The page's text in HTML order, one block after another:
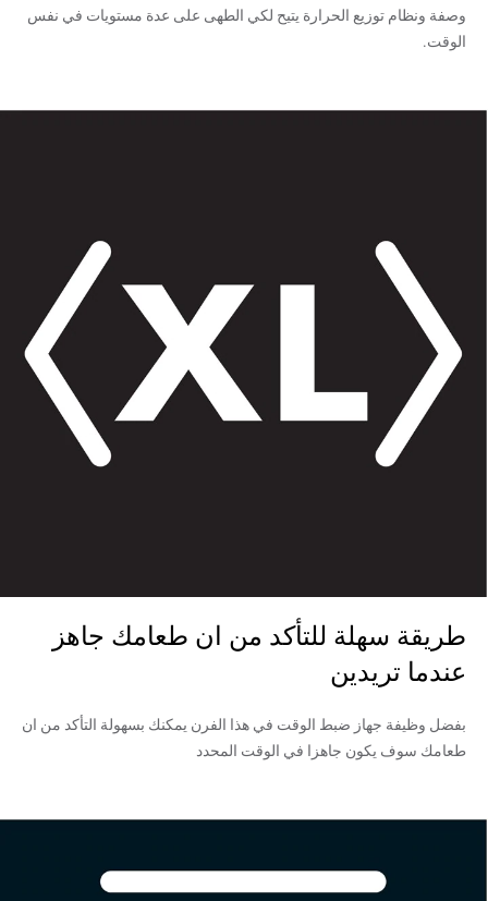
وصفة ونظام توزيع الحرارة يتيح لكي الطهى على عدة مستويات في نفس
الوقت.
طريقة سهلة للتأكد من ان طعامك جاهز
عندما تريدين
بفضل وظيفة جهاز ضبط الوقت في هذا الفرن يمكنك بسهولة التأكد من ان
طعامك سوف يكون جاهزا في الوقت المحدد